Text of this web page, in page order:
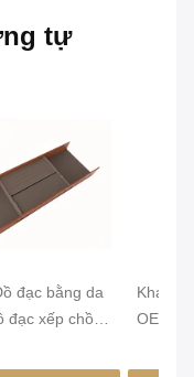
tự
đạc bằng da
đạc xếp chồng
Khay
OEM